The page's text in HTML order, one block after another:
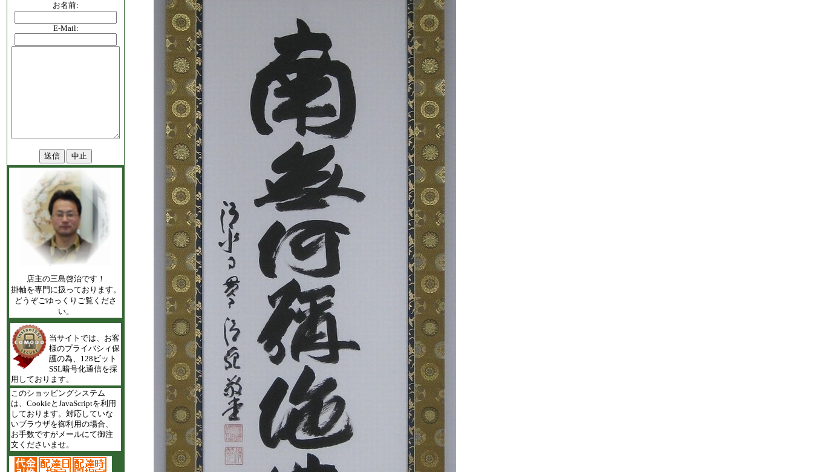
お名前:
E-Mail:
店主の三島啓治です！
掛軸を専門に扱っております。
どうぞごゆっくりご覧くださ
い。
当サイトでは、お客
様のプライバシィ保
護の為、128ビット
SSL暗号化通信を採
用しております。
このショッピングシステム
は、CookieとJavaScriptを利用
しております。対応していな
いブラウザを御利用の場合、
お手数ですがメールにて御注
文くださいませ。